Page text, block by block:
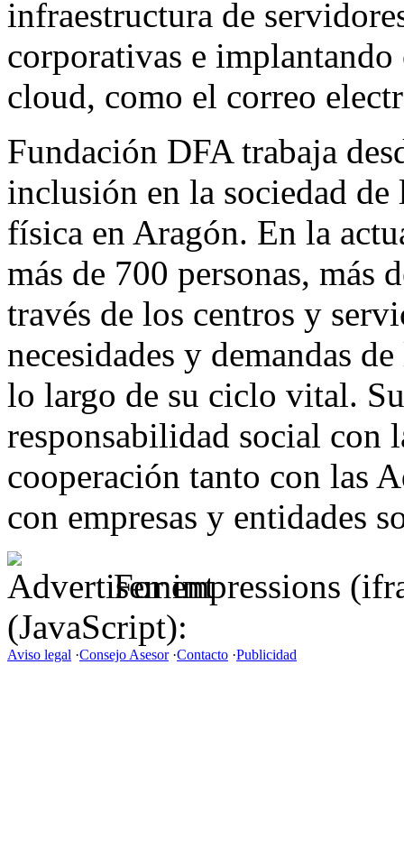
infraestructura de
corporativas e
cloud, como el correo
Fundación DFA trabaja
inclusión en la sociedad de
física en Aragón. En la
más de 700 personas, más
través de los centros y
necesidades y demandas
lo largo de su ciclo vital.
responsabilidad social con
cooperación tanto con las
con empresas y entidades
For impressions
(JavaScript):
Aviso legal ·Consejo Asesor·Contacto ·Publicidad